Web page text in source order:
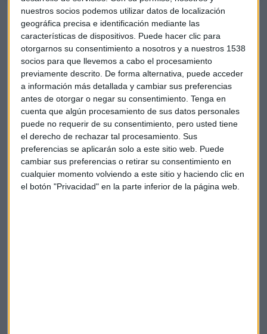
nuestros socios podemos utilizar datos de localización
geográfica precisa e identificación mediante las
características de dispositivos. Puede hacer clic para
otorgarnos su consentimiento a nosotros y a nuestros 1538
socios para que llevemos a cabo el procesamiento
previamente descrito. De forma alternativa, puede acceder
a información más detallada y cambiar sus preferencias
antes de otorgar o negar su consentimiento. Tenga en
cuenta que algún procesamiento de sus datos personales
puede no requerir de su consentimiento, pero usted tiene
el derecho de rechazar tal procesamiento. Sus
preferencias se aplicarán solo a este sitio web. Puede
cambiar sus preferencias o retirar su consentimiento en
cualquier momento volviendo a este sitio y haciendo clic en
el botón "Privacidad" en la parte inferior de la página web.